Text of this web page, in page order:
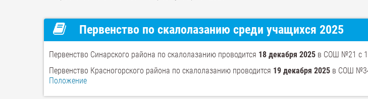
Первенство по скалолазанию среди учащихся 2025
Первенство Синарского района по скалолазанию проводится 18 декабря 2025 в СОШ №21 с
Первенство Красногорского района по скалолазанию проводится 19 декабря 2025 в СОШ
Положение